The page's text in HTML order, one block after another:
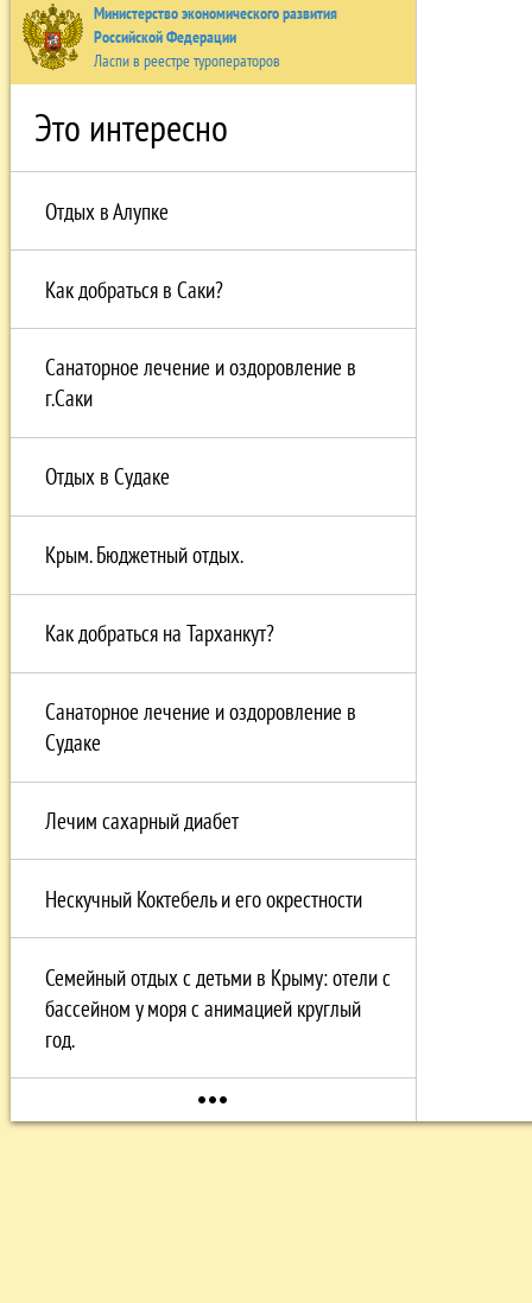
Министерство экономического развития
Российской Федерации
Ласпи в реестре туроператоров
Это интересно
Отдых в Алупке
Как добраться в Саки?
Санаторное лечение и оздоровление в
г.Саки
Отдых в Судаке
Крым. Бюджетный отдых.
Как добраться на Тарханкут?
Санаторное лечение и оздоровление в
Судаке
Лечим сахарный диабет
Нескучный Коктебель и его окрестности
Семейный отдых с детьми в Крыму: отели с
бассейном у моря с анимацией круглый
год.
more_horiz